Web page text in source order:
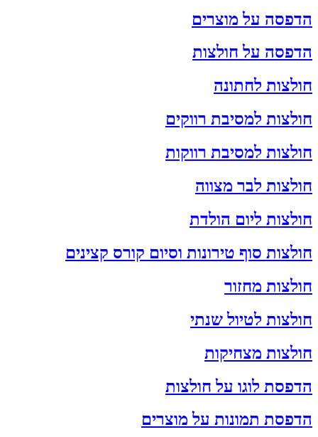
הדפסה על מוצרים
הדפסה על חולצות
חולצות לחתונה
חולצות למסיבת רווקים
חולצות למסיבת רווקות
חולצות לבר מצווה
חולצות ליום הולדת
חולצות סוף טירונות וסיום קורס קצינים
חולצות מחזור
חולצות לטיול שנתי
חולצות מצחיקות
הדפסת לוגו על חולצות
הדפסת תמונות על מוצרים